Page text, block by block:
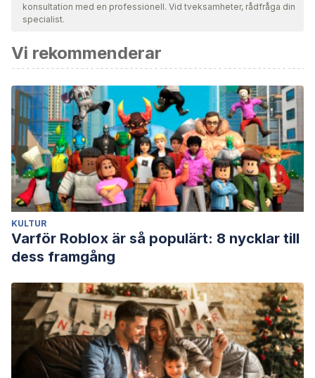
konsultation med en professionell. Vid tveksamheter, rådfråga din
specialist.
Vi rekommenderar
KULTUR
Varför Roblox är så populärt: 8 nycklar till
dess framgång